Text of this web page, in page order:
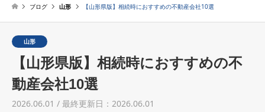
不動産投資
マンション売却
土地売却
税金について
ブログ 山形 【山形県版】相続時におすすめの不動産会社10選
山形
【山形県版】相続時におすすめの不
動産会社10選
2026.06.01 / 最終更新日：2026.06.01